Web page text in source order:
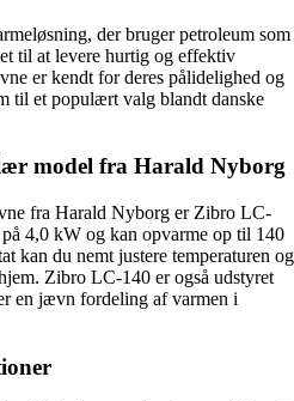
der bruger petroleum som
til at levere hurtig og effektiv
er kendt for deres pålidelighed og
til et populært valg blandt danske
model fra Harald Nyborg
fra Harald Nyborg er Zibro LC-
4,0 kW og kan opvarme op til 140
kan du nemt justere temperaturen og
Zibro LC-140 er også udstyret
en jævn fordeling af varmen i